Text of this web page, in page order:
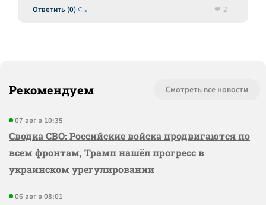
Ответить (0)
2
Рекомендуем Смотреть все новости
07 авг в 10:35
Сводка СВО: Российские войска продвигаются по
всем фронтам, Трамп нашёл прогресс в
украинском урегулировании
06 авг в 08:01